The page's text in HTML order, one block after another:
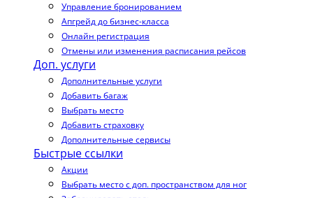
Управление бронированием
Апгрейд до бизнес-класса
Онлайн регистрация
Отмены или изменения расписания рейсов
Доп. услуги
Дополнительные услуги
Добавить багаж
Выбрать место
Добавить страховку
Дополнительные сервисы
Быстрые ссылки
Акции
Выбрать место с доп. пространством для ног